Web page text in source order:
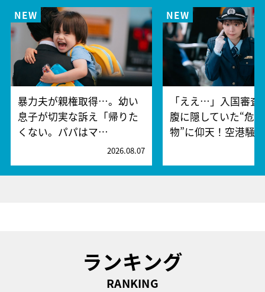
暴力夫が親権取得…。幼い
息子が切実な訴え「帰りた
くない。パパはマ…
2026.08.07
「ええ…」入国審査
腹に隠していた“危
物”に仰天！空港騒
ランキング
RANKING